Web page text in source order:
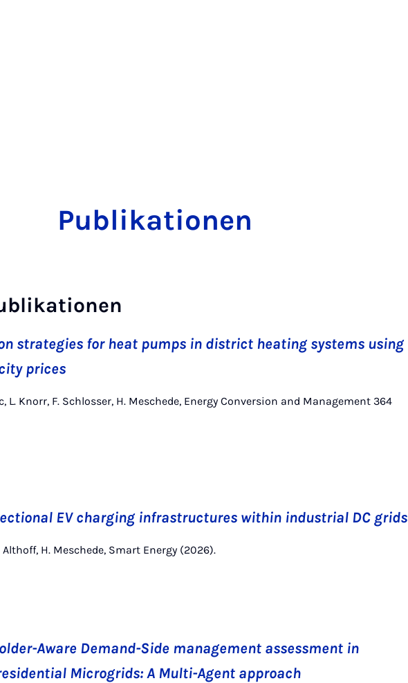
Publikationen
strategies for heat pumps in district heating systems using
prices
L. Knorr, F. Schlosser, H. Meschede, Energy Conversion and Management 364
EV charging infrastructures within industrial DC grids
Althoff, H. Meschede, Smart Energy (2026).
Aware Demand-Side management assessment in
Microgrids: A Multi-Agent approach